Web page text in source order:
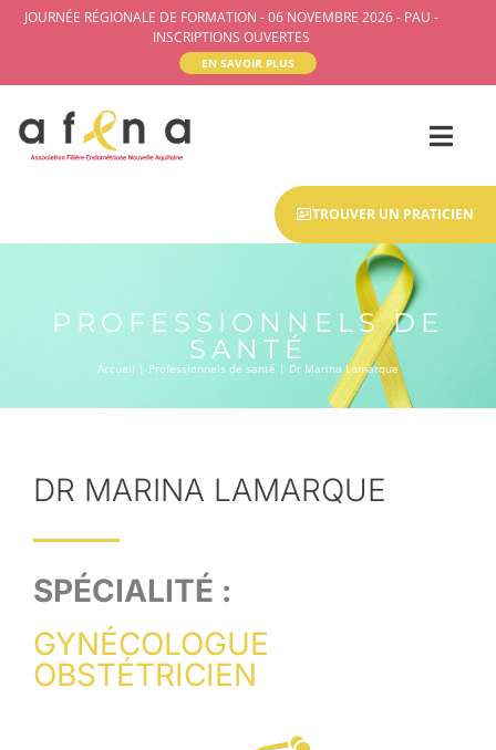
JOURNÉE RÉGIONALE DE FORMATION - 06 NOVEMBRE 2026 - PAU -
INSCRIPTIONS OUVERTES
EN SAVOIR PLUS
TROUVER UN PRATICIEN
PROFESSIONNELS DE
SANTÉ
Accueil | Professionnels de santé | Dr Marina Lamarque
DR MARINA LAMARQUE
SPÉCIALITÉ :
GYNÉCOLOGUE
OBSTÉTRICIEN